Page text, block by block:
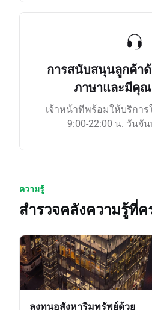
การสนับสนุนลูกค้า
ภาษาและมีคุ
เจ้าหน้าทีพร้อมให้บริกา
9:00-22:00 น. วันจั
ความรู้
สำรวจคลังความรู้ที่
ลงทุนอสังหาริมทรัพย์ด้วย